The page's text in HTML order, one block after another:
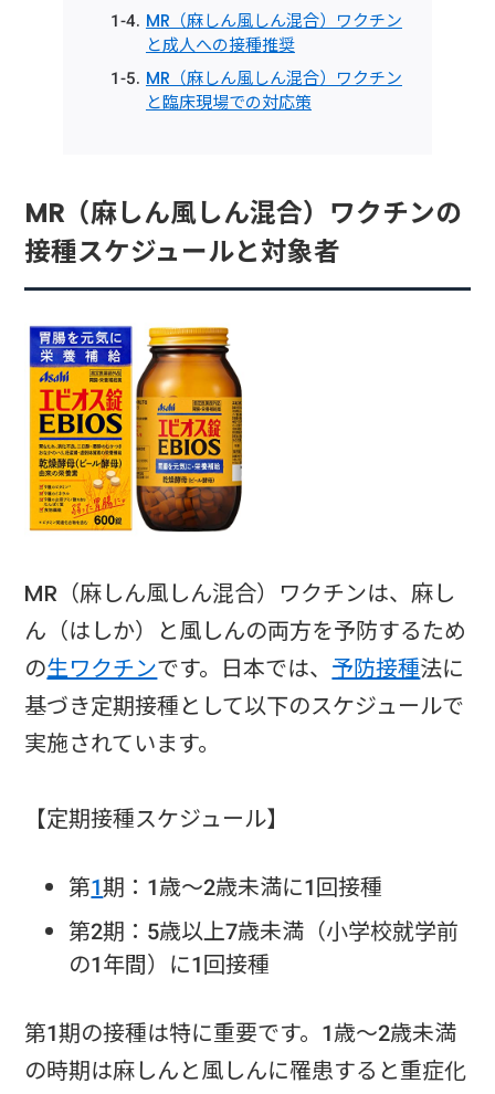
MR（麻しん風しん混合）ワクチン
と成人への接種推奨
MR（麻しん風しん混合）ワクチン
と臨床現場での対応策
MR（麻しん風しん混合）ワクチンの
接種スケジュールと対象者
MR（麻しん風しん混合）ワクチンは、麻し
ん（はしか）と風しんの両方を予防するため
の生ワクチンです。日本では、 予防接種法に
基づき定期接種として以下のスケジュールで
実施されています。
【定期接種スケジュール】
第1期：1歳～2歳未満に1回接種
第2期：5歳以上7歳未満（小学校就学前
の1年間）に1回接種
第1期の接種は特に重要です。1歳～2歳未満
の時期は麻しんと風しんに罹患すると重症化